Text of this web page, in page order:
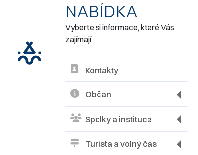
NABÍDKA
Vyberte si informace, které Vás
zajímají
Kontakty
Občan
Spolky a instituce
Turista a volný čas